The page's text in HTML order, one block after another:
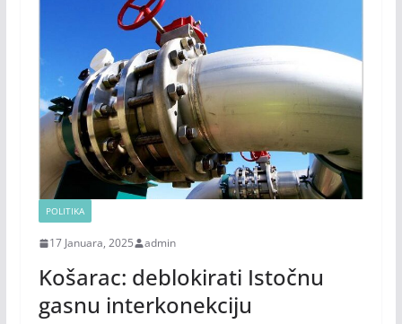
POLITIKA
17 Januara, 2025 admin
Košarac: deblokirati Istočnu
gasnu interkonekciju